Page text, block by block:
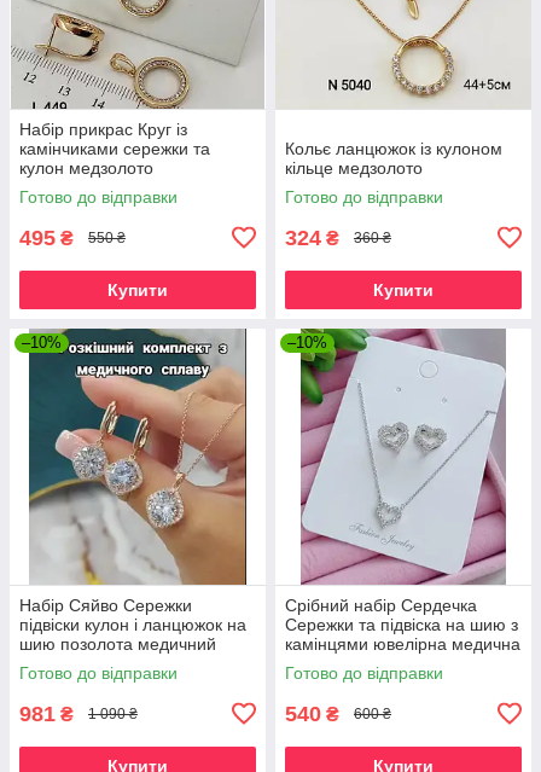
Набір прикрас Круг із
камінчиками сережки та
кулон медзолото
Готово до відправки
495 ₴ 550 ₴
Купити
Кольє ланцюжок із кулоном
кільце медзолото
Готово до відправки
324 ₴ 360 ₴
Купити
–10%
Набір Сяйво Сережки
підвіски кулон і ланцюжок на
шию позолота медичний
золото подарунок для
дівчини
Готово до відправки
981 ₴ 1 090 ₴
Купити
–10%
Срібний набір Сердечка
Сережки та підвіска на шию з
камінцями ювелірна медична
сталь біжутерія
Готово до відправки
540 ₴ 600 ₴
Купити